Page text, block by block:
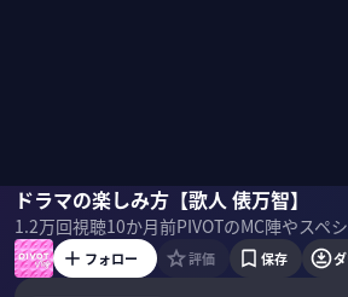
ドラマの楽しみ方【歌人 俵万智】
1.2万回視聴10か月前
俵万智
フォロー 評価 保存